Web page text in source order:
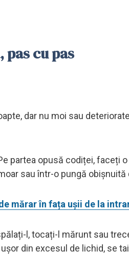
pas cu pas
dar nu moi sau
partea opusă codiței, faceți
sau într-o pungă obișnuită
mărar în fața ușii de la
l, tocați-l mărunt sau
din excesul de lichid, se